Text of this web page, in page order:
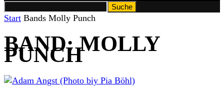
Start Bands Molly Punch
BAND: MOLLY
PUNCH